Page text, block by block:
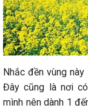
Nhắc đền vùng
Đây cũng là nơi
mình nên dành 1